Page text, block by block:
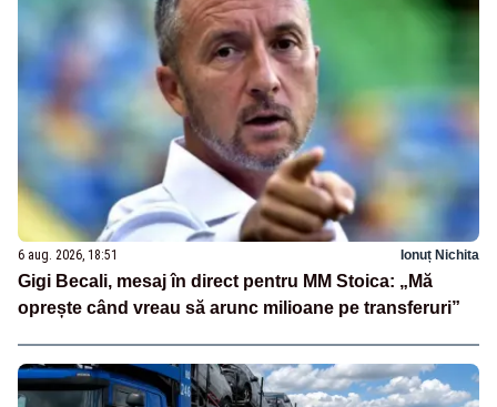
6 aug. 2026, 18:51 Ionuț Nichita
Gigi Becali, mesaj în direct pentru MM Stoica: „Mă
oprește când vreau să arunc milioane pe transferuri”